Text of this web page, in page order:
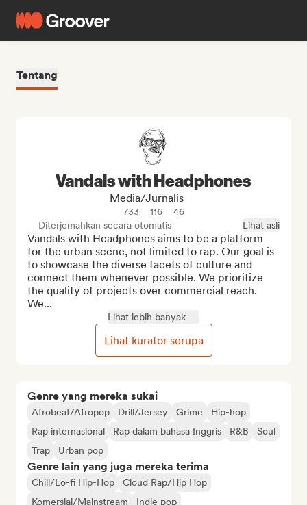
Tentang
Genre yang mereka sukai
Afrobeat/Afropop Drill/Jersey Grime
Hip-hop
Rap internasional
Rap dalam bahasa Inggris R&B
Soul
Trap
Urban pop
Genre lain yang juga mereka terima
Chill/Lo-fi Hip-Hop
Cloud Rap/Hip Hop
Komersial/Mainstream
Indie pop
Vandals with Headphones
Media/Jurnalis
733 116
46
Diterjemahkan secara otomatis
Lihat asli
Vandals with Headphones aims to be a platform
for the urban scene, not limited to rap. Our goal is
to showcase the diverse facets of culture and
connect them whenever possible. We prioritize
the quality of projects over commercial reach.
We...
Lihat lebih banyak
Lihat kurator serupa